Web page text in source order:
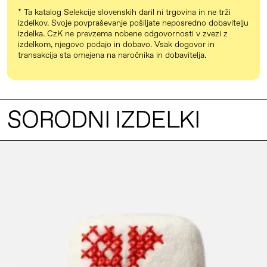
prvovrstnih slovenskih surovin. Ko jo
podarimo, izražamo trajnostno
naravnanost, podporo majhnim
pridelovalcem in ustvarjalcem ter
kakovostno izdelana, unikatna in
estetsko privlačna, izdelana z uporabo
Prijazno vabi k spreminjanju majhnih
navad, ki na koncu štejejo veliko.
Majhen komplet
18,90 €
Srednji komplet
37,90 €
Papirnata škatlica
* Ta katalog Selekcije slovenskih daril ni trgovina in ne trži
izdelkov. Svoje povpraševanje pošiljate neposredno dobavitelju
izdelka. CzK ne prevzema nobene odgovornosti v zvezi z
izdelkom, njegovo podajo in dobavo. Vsak dogovor in
transakcija sta omejena na naročnika in dobavitelja.
SORODNI IZDELKI